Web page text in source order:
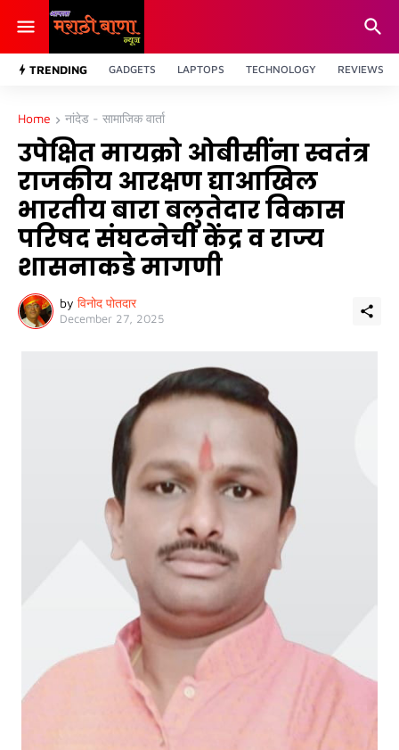
TRENDING GADGETS LAPTOPS TECHNOLOGY REVIEWS
Home नांदेड - सामाजिक वार्ता
उपेक्षित मायक्रो ओबीसींना स्वतंत्र
राजकीय आरक्षण द्याआखिल
भारतीय बारा बलुतेदार विकास
परिषद संघटनेची केंद्र व राज्य
शासनाकडे मागणी
by विनोद पोतदार
December 27, 2025